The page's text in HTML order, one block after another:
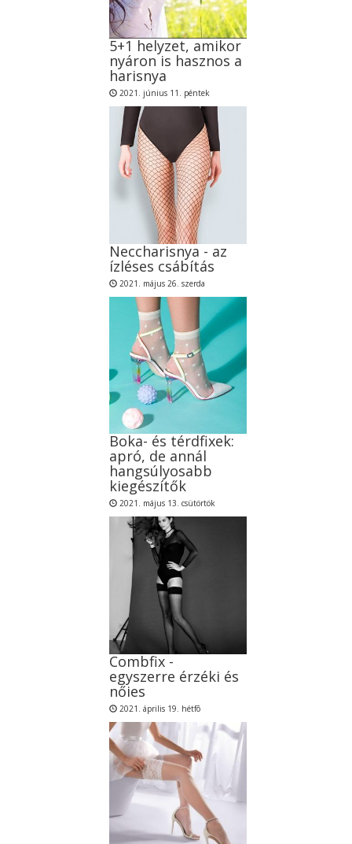
5+1 helyzet, amikor
nyáron is hasznos a
harisnya
2021. június 11. péntek
Neccharisnya - az
ízléses csábítás
2021. május 26. szerda
Boka- és térdfixek:
apró, de annál
hangsúlyosabb
kiegészítők
2021. május 13. csütörtök
Combfix -
egyszerre érzéki és
nőies
2021. április 19. hétfõ